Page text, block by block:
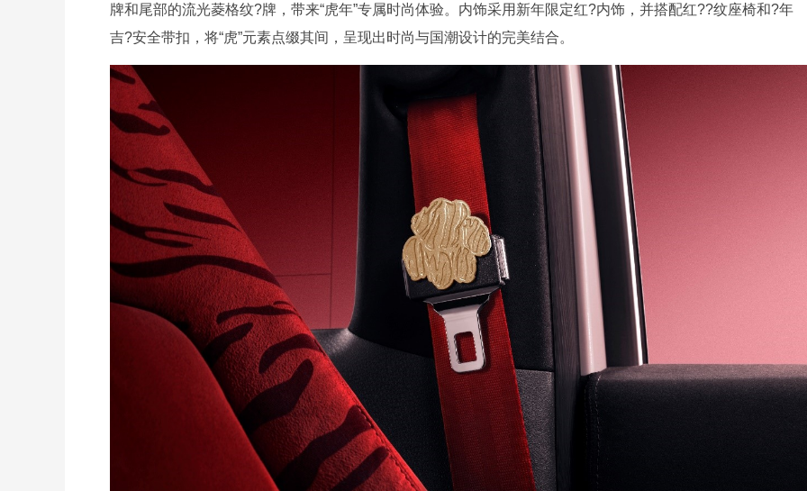
牌和尾部的流光菱格纹?牌，带来“虎年”专属时尚体验。内饰采用新年限定红?内饰，并搭配红??纹座椅和?年
吉?安全带扣，将“虎”元素点缀其间，呈现出时尚与国潮设计的完美结合。